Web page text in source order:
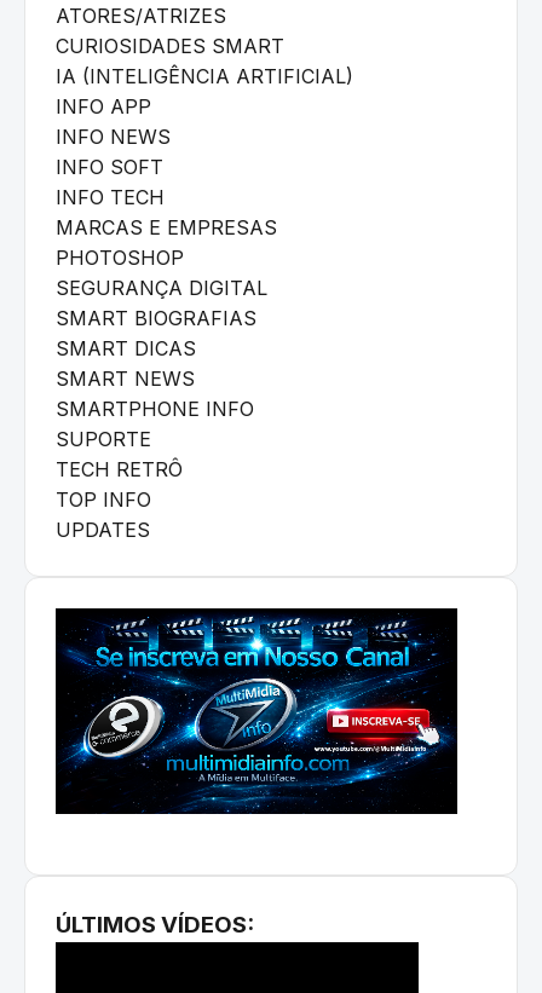
ATORES/ATRIZES
CURIOSIDADES SMART
IA (INTELIGÊNCIA ARTIFICIAL)
INFO APP
INFO NEWS
INFO SOFT
INFO TECH
MARCAS E EMPRESAS
PHOTOSHOP
SEGURANÇA DIGITAL
SMART BIOGRAFIAS
SMART DICAS
SMART NEWS
SMARTPHONE INFO
SUPORTE
TECH RETRÔ
TOP INFO
UPDATES
ÚLTIMOS VÍDEOS: